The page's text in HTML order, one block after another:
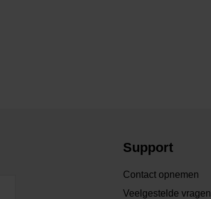
Support
Contact opnemen
Veelgestelde vragen